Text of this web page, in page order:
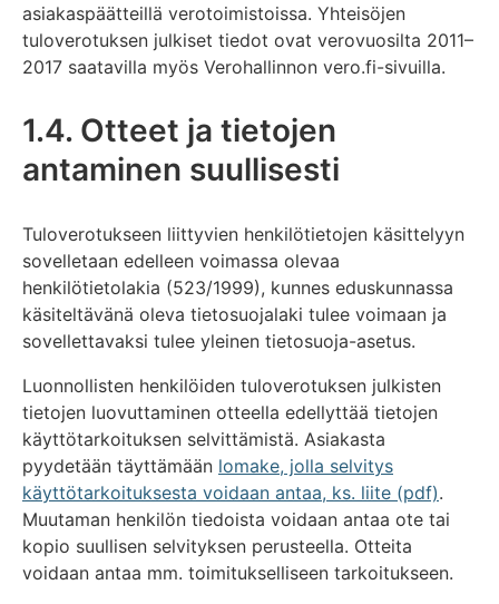
asiakaspäätteillä verotoimistoissa. Yhteisöjen
tuloverotuksen julkiset tiedot ovat verovuosilta 2011–
2017 saatavilla myös Verohallinnon vero.fi-sivuilla.
1.4. Otteet ja tietojen
antaminen suullisesti
Tuloverotukseen liittyvien henkilötietojen käsittelyyn
sovelletaan edelleen voimassa olevaa
henkilötietolakia (523/1999), kunnes eduskunnassa
käsiteltävänä oleva tietosuojalaki tulee voimaan ja
sovellettavaksi tulee yleinen tietosuoja-asetus.
Luonnollisten henkilöiden tuloverotuksen julkisten
tietojen luovuttaminen otteella edellyttää tietojen
käyttötarkoituksen selvittämistä. Asiakasta
pyydetään täyttämään lomake, jolla selvitys
käyttötarkoituksesta voidaan antaa, ks. liite (pdf).
Muutaman henkilön tiedoista voidaan antaa ote tai
kopio suullisen selvityksen perusteella. Otteita
voidaan antaa mm. toimitukselliseen tarkoitukseen.